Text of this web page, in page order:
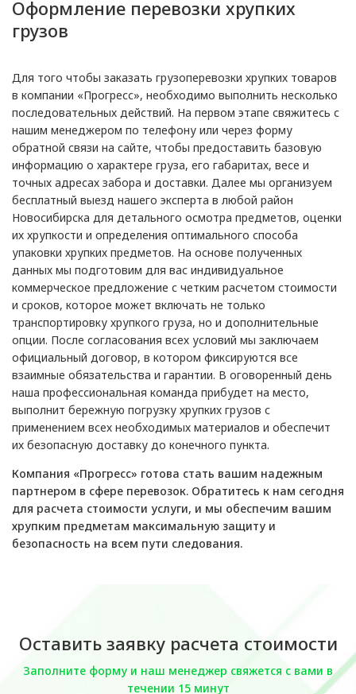
Оформление перевозки хрупких
грузов
Для того чтобы заказать грузоперевозки хрупких товаров
в компании «Прогресс», необходимо выполнить несколько
последовательных действий. На первом этапе свяжитесь с
нашим менеджером по телефону или через форму
обратной связи на сайте, чтобы предоставить базовую
информацию о характере груза, его габаритах, весе и
точных адресах забора и доставки. Далее мы организуем
бесплатный выезд нашего эксперта в любой район
Новосибирска для детального осмотра предметов, оценки
их хрупкости и определения оптимального способа
упаковки хрупких предметов. На основе полученных
данных мы подготовим для вас индивидуальное
коммерческое предложение с четким расчетом стоимости
и сроков, которое может включать не только
транспортировку хрупкого груза, но и дополнительные
опции. После согласования всех условий мы заключаем
официальный договор, в котором фиксируются все
взаимные обязательства и гарантии. В оговоренный день
наша профессиональная команда прибудет на место,
выполнит бережную погрузку хрупких грузов с
применением всех необходимых материалов и обеспечит
их безопасную доставку до конечного пункта.
Компания «Прогресс» готова стать вашим надежным
партнером в сфере перевозок. Обратитесь к нам сегодня
для расчета стоимости услуги, и мы обеспечим вашим
хрупким предметам максимальную защиту и
безопасность на всем пути следования.
Оставить заявку расчета стоимости
Заполните форму и наш менеджер свяжется с вами в
течении 15 минут